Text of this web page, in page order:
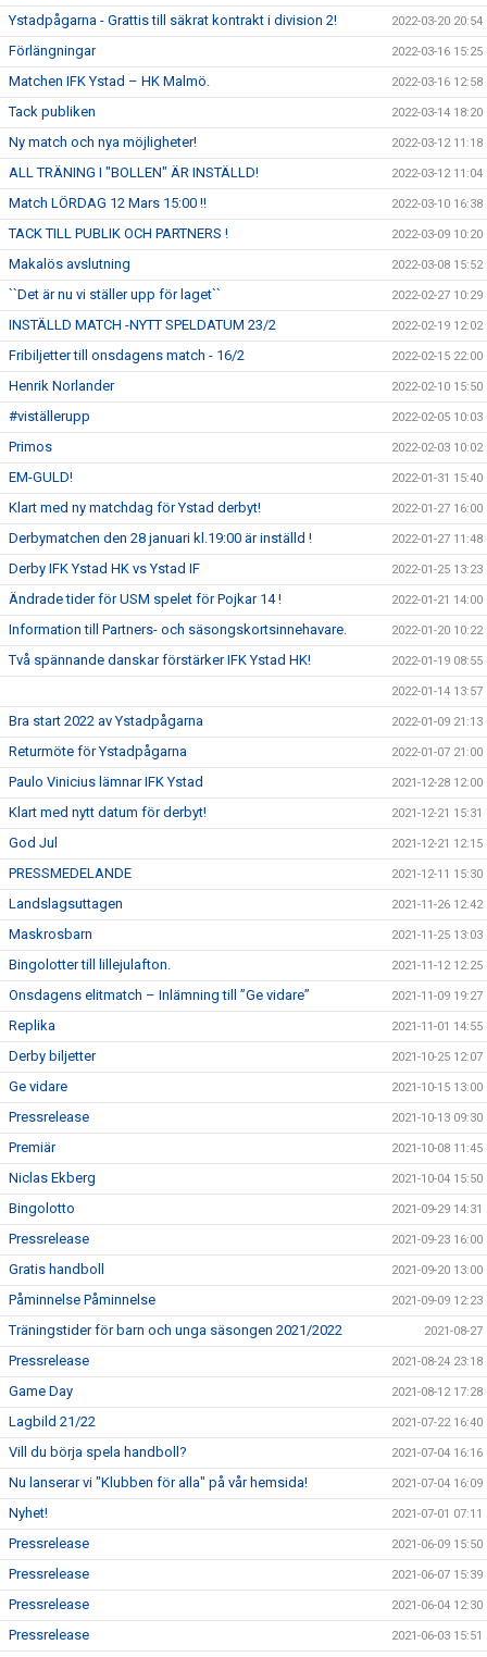
Ystadpågarna - Grattis till säkrat kontrakt i division 2! 2022-03-20 20:54
Förlängningar 2022-03-16 15:25
Matchen IFK Ystad – HK Malmö. 2022-03-16 12:58
Tack publiken 2022-03-14 18:20
Ny match och nya möjligheter! 2022-03-12 11:18
ALL TRÄNING I "BOLLEN" ÄR INSTÄLLD! 2022-03-12 11:04
Match LÖRDAG 12 Mars 15:00 !! 2022-03-10 16:38
TACK TILL PUBLIK OCH PARTNERS ! 2022-03-09 10:20
Makalös avslutning 2022-03-08 15:52
``Det är nu vi ställer upp för laget`` 2022-02-27 10:29
INSTÄLLD MATCH -NYTT SPELDATUM 23/2 2022-02-19 12:02
Fribiljetter till onsdagens match - 16/2 2022-02-15 22:00
Henrik Norlander 2022-02-10 15:50
#viställerupp 2022-02-05 10:03
Primos 2022-02-03 10:02
EM-GULD! 2022-01-31 15:40
Klart med ny matchdag för Ystad derbyt! 2022-01-27 16:00
Derbymatchen den 28 januari kl.19:00 är inställd ! 2022-01-27 11:48
Derby IFK Ystad HK vs Ystad IF 2022-01-25 13:23
Ändrade tider för USM spelet för Pojkar 14 ! 2022-01-21 14:00
Information till Partners- och säsongskortsinnehavare. 2022-01-20 10:22
Två spännande danskar förstärker IFK Ystad HK! 2022-01-19 08:55
2022-01-14 13:57
Bra start 2022 av Ystadpågarna 2022-01-09 21:13
Returmöte för Ystadpågarna 2022-01-07 21:00
Paulo Vinicius lämnar IFK Ystad 2021-12-28 12:00
Klart med nytt datum för derbyt! 2021-12-21 15:31
God Jul 2021-12-21 12:15
PRESSMEDELANDE 2021-12-11 15:30
Landslagsuttagen 2021-11-26 12:42
Maskrosbarn 2021-11-25 13:03
Bingolotter till lillejulafton. 2021-11-12 12:25
Onsdagens elitmatch – Inlämning till ”Ge vidare” 2021-11-09 19:27
Replika 2021-11-01 14:55
Derby biljetter 2021-10-25 12:07
Ge vidare 2021-10-15 13:00
Pressrelease 2021-10-13 09:30
Premiär 2021-10-08 11:45
Niclas Ekberg 2021-10-04 15:50
Bingolotto 2021-09-29 14:31
Pressrelease 2021-09-23 16:00
Gratis handboll 2021-09-20 13:00
Påminnelse Påminnelse 2021-09-09 12:23
Träningstider för barn och unga säsongen 2021/2022 2021-08-27
Pressrelease 2021-08-24 23:18
Game Day 2021-08-12 17:28
Lagbild 21/22 2021-07-22 16:40
Vill du börja spela handboll? 2021-07-04 16:16
Nu lanserar vi "Klubben för alla" på vår hemsida! 2021-07-04 16:09
Nyhet! 2021-07-01 07:11
Pressrelease 2021-06-09 15:50
Pressrelease 2021-06-07 15:39
Pressrelease 2021-06-04 12:30
Pressrelease 2021-06-03 15:51